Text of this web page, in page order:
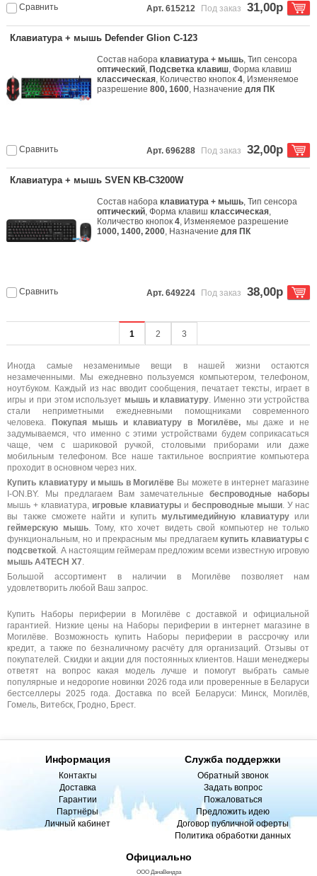
Иногда самые незаменимые вещи в нашей жизни остаются
незамеченными. Мы ежедневно пользуемся компьютером, телефоном,
ноутбуком. Каждый из нас вводит сообщения, печатает тексты, играет в
игры и при этом использует мышь и клавиатуру. Именно эти устройства
стали неприметными ежедневными помощниками современного
человека.
Покупая мышь и клавиатуру в Могилёве, мы даже и не
задумываемся, что именно с этими устройствами будем соприкасаться
чаще, чем с шариковой ручкой, столовыми приборами или даже
мобильным телефоном. Все наше тактильное восприятие компьютера
проходит в основном через них.
Купить клавиатуру и мышь в Могилёве Вы можете в интернет магазине
I-ON.BY. Мы предлагаем Вам замечательныебеспроводные наборы
мышь + клавиатура,игровые клавиатуры и беспроводные мыши. У нас
вы также сможете найти и купить мультимедийную клавиатуру или
геймерскую мышь. Тому, кто хочет видеть свой компьютер не только
функциональным, но и прекрасным мы предлагаемкупить клавиатуры с
подсветкой. А настоящим геймерам предложим всеми известную игровую
мышь A4TECH X7.
Большой ассортимент в наличии в Могилёве позволяет нам
удовлетворить любой Ваш запрос.
Купить Наборы периферии в Могилёве с доставкой и официальной
гарантией. Низкие цены на Наборы периферии в интернет магазине в
Могилёве. Возможность купить Наборы периферии в рассрочку или
кредит, а также по безналичному расчёту для организаций. Отзывы от
покупателей. Скидки и акции для постоянных клиентов. Наши менеджеры
ответят на вопрос какая модель лучше и помогут выбрать самые
популярные и недорогие новинки 2026 года или проверенные в Беларуси
бестселлеры 2025 года. Доставка по всей Беларуси: Минск, Могилёв,
Гомель, Витебск, Гродно, Брест.
Сравнить Арт. 615212 Под заказ 31,00р
Клавиатура + мышь Defender Glion C-123
Состав набораклавиатура + мышь, Тип сенсора
оптический, Подсветка клавиш, Форма клавиш
классическая, Количество кнопок4, Изменяемое
разрешение800, 1600, Назначениедля ПК
Сравнить Арт. 696288 Под заказ 32,00р
Клавиатура + мышь SVEN KB-C3200W
Состав набораклавиатура + мышь, Тип сенсора
оптический, Форма клавишклассическая,
Количество кнопок4, Изменяемое разрешение
1000, 1400, 2000, Назначениедля ПК
Сравнить Арт. 649224 Под заказ 38,00р
1 2 3
Информация
Контакты
Доставка
Гарантии
Партнёры
Личный кабинет
Служба поддержки
Обратный звонок
Задать вопрос
Пожаловаться
Предложить идею
Договор публичной оферты
Политика обработки данных
Официально
ООО ДанаВендра